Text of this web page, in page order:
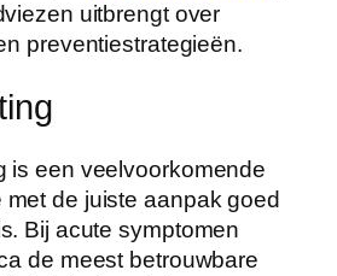
uitbrengt over
preventiestrategieën.
is een veelvoorkomende
de juiste aanpak goed
Bij acute symptomen
de meest betrouwbare